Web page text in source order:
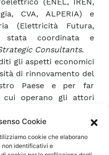
Cookie
cookie che elaborano
non identificativi e
(ENEL, IREN,
CVA, ALPERIA) e
(Elettricità Futura,
stata coordinata e
Consultants.
gli aspetti economici
di rinnovamento del
Paese e per far
operano gli attori
europeo in materia di
di producibilità per
sull’impiego della